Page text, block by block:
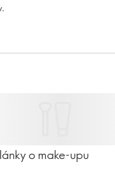
o make-upu